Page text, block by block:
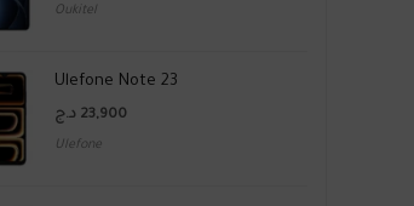
Oukitel
Ulefone Note 23
23,900 د.ج
Ulefone